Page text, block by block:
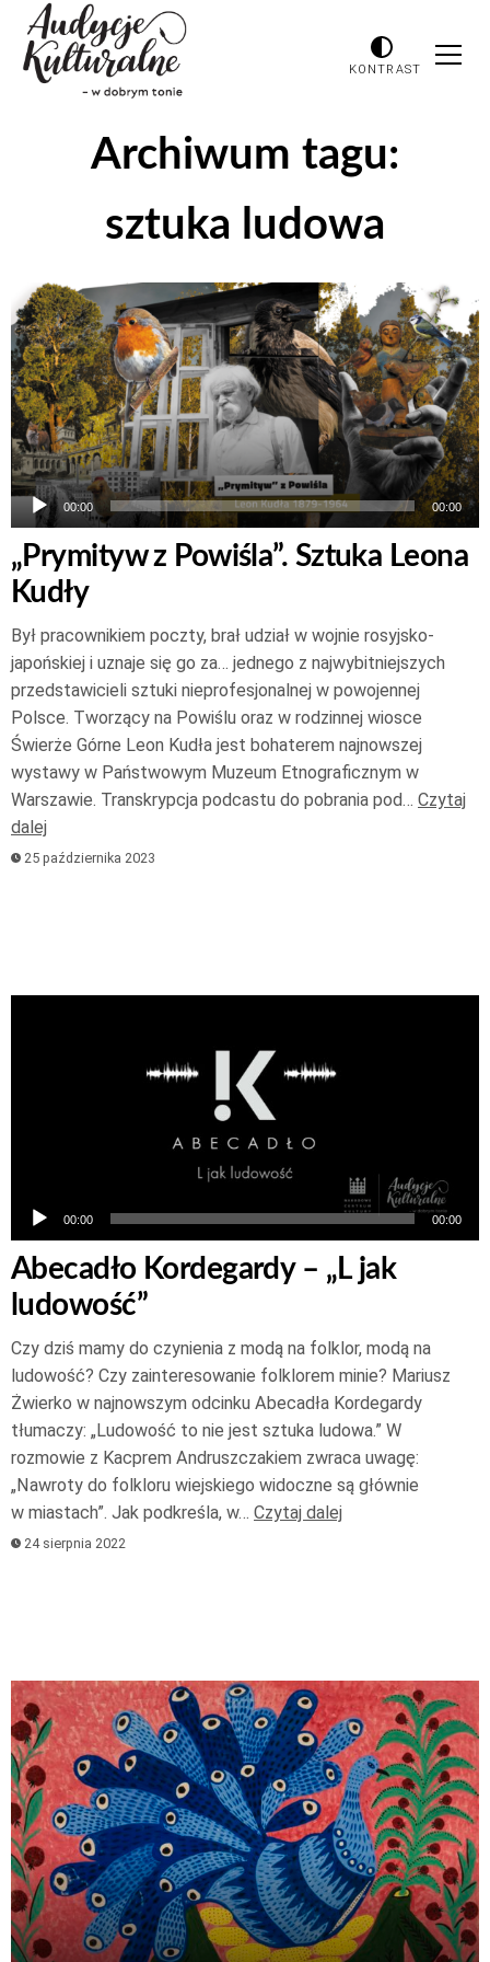
KONTRAST
Archiwum tagu:
sztuka ludowa
Odtwarzacz
plików
dźwiękowych
00:00 00:00
„Prymityw z Powiśla”. Sztuka Leona
Kudły
Był pracownikiem poczty, brał udział w wojnie rosyjsko-
japońskiej i uznaje się go za… jednego z najwybitniejszych
przedstawicieli sztuki nieprofesjonalnej w powojennej
Polsce. Tworzący na Powiślu oraz w rodzinnej wiosce
Świerże Górne Leon Kudła jest bohaterem najnowszej
wystawy w Państwowym Muzeum Etnograficznym w
Warszawie. Transkrypcja podcastu do pobrania pod… Czytaj
dalej
25 października 2023
00:00 00:00
Abecadło Kordegardy – „L jak
ludowość”
Czy dziś mamy do czynienia z modą na folklor, modą na
ludowość? Czy zainteresowanie folklorem minie? Mariusz
Żwierko w najnowszym odcinku Abecadła Kordegardy
tłumaczy: „Ludowość to nie jest sztuka ludowa.” W
rozmowie z Kacprem Andruszczakiem zwraca uwagę:
„Nawroty do folkloru wiejskiego widoczne są głównie
w miastach”. Jak podkreśla, w… Czytaj dalej
24 sierpnia 2022
Odtwarzacz
plików
dźwiękowych